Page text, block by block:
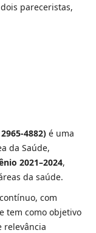
pareceristas,
4882)é uma
da Saúde,
2021–2024,
da saúde.
com
tem como objetivo
relevância